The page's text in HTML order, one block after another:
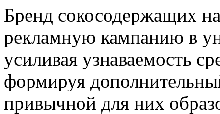
Бренд сокосодержащих
рекламную кампанию в
усиливая узнаваемость
формируя
привычной для них